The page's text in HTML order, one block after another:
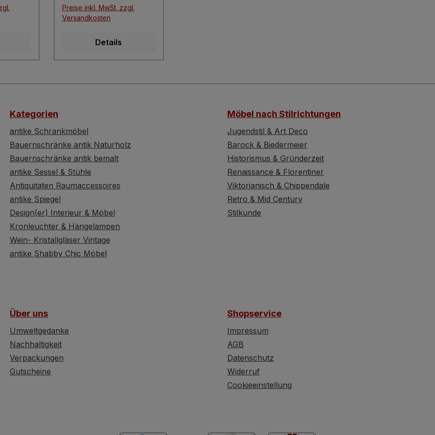
zum
alten
wurde
die
laut
Zuge
um
den
einsatzbereitem
Zustand. Der
Antikstil wurde
wunderschön gefertigt
Kugelbeinen. Hinter zwei
für alles Erdenkliche.
Der Innenraum zeigt
Unterteilungen.
Besonders ansprechend
ist das geschwungen
provinzielle Bemalung.
Die Farben wirken richtig
erkennen sind Rot-,
Beige- u. Grüntöne. Der
schönem Zustand.
floraler Handbemalung
Preise inkl. MwSt. zzgl.
Versandkosten
Details
Kategorien
antike Schrankmöbel
Bauernschränke antik Naturholz
Bauernschränke antik bemalt
antike Sessel & Stühle
Antiquitäten Raumaccessoires
antike Spiegel
Design(er) Interieur & Möbel
Kronleuchter & Hängelampen
Wein- Kristallgläser Vintage
antike Shabby Chic Möbel
Möbel nach Stilrichtungen
Jugendstil & Art Deco
Barock & Biedermeier
Historismus & Gründerzeit
Renaissance & Florentiner
Viktorianisch & Chippendale
Retro & Mid Century
Stilkunde
Über uns
Umweltgedanke
Nachhaltigkeit
Verpackungen
Gutscheine
Shopservice
Impressum
AGB
Datenschutz
Widerruf
Cookieeinstellung